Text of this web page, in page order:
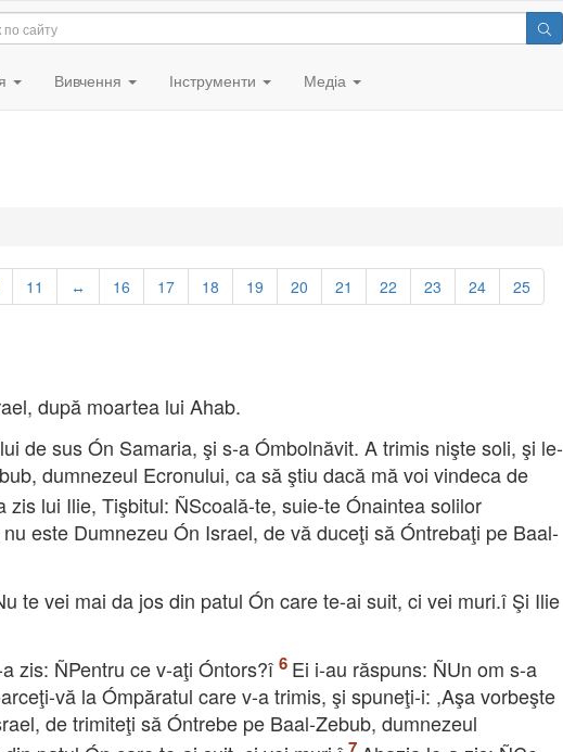
Вивчення Інструменти Медіа
11 ↔ 16 17 18 19 20 21 22 23 24 25
după moartea lui Ahab.
de sus Ón Samaria, şi s-a Ómbolnăvit. A trimis nişte soli, şi le-
dumnezeul Ecronului, ca să ştiu dacă mă voi vindeca de
zis lui Ilie, Tişbitul: ÑScoală-te, suie-te Ónaintea solilor
este Dumnezeu Ón Israel, de vă duceţi să Óntrebaţi pe Baal-
te vei mai da jos din patul Ón care te-ai suit, ci vei muri.î Şi Ilie
zis: ÑPentru ce v-aţi Óntors?î
Ei i-au răspuns: ÑUn om s-a
vă la Ómpăratul care v-a trimis, şi spuneţi-i: ,Aşa vorbeşte
de trimiteţi să Óntrebe pe Baal-Zebub, dumnezeul